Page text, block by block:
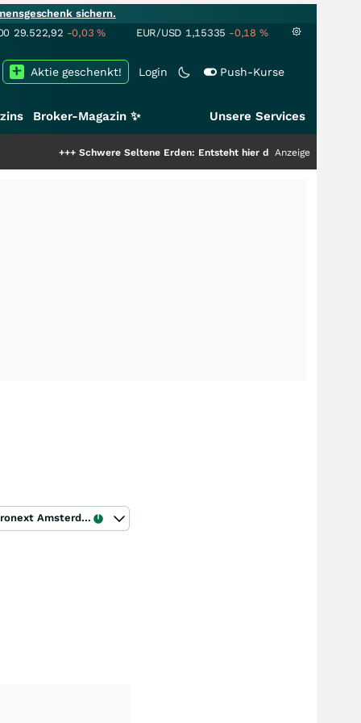
sichern.
29.522,92 -0,03% EUR/USD 1,15335 -0,18 %
Login Push-Kurse
Aktie geschenkt!
Broker-Magazin ✨ Unsere Services
Schwere Seltene Erden: Entsteht hier die nächste Milliardenstory?
Anzeige
Euronext Amsterdam